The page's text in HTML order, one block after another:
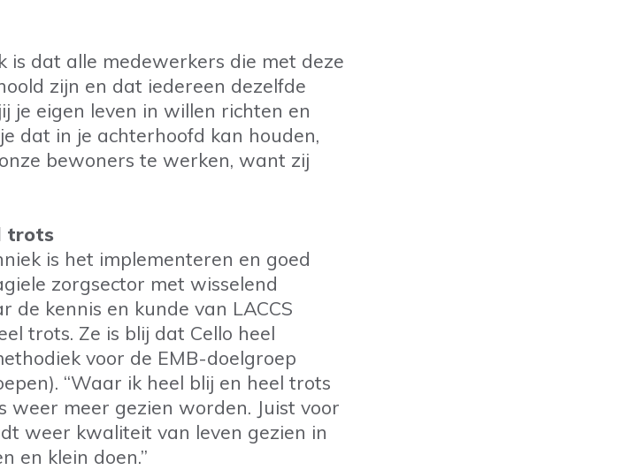
is dat alle medewerkers die met deze
zijn en dat iedereen dezelfde
jij je eigen leven in willen richten en
dat in je achterhoofd kan houden,
bewoners te werken, want zij
trots
is het implementeren en goed
zorgsector met wisselend
de kennis en kunde van LACCS
trots. Ze is blij dat Cello heel
voor de EMB-doelgroep
“Waar ik heel blij en heel trots
weer meer gezien worden. Juist voor
weer kwaliteit van leven gezien in
en klein doen.”